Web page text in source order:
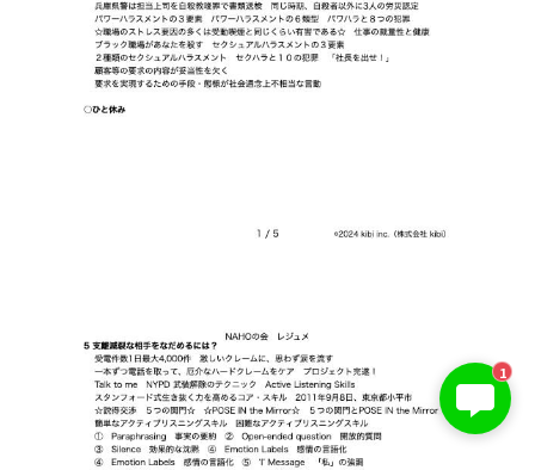
KIBI 榎本澄雄
お問い合わせは今すぐ👉
1